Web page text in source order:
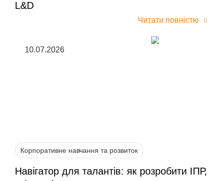
L&D
Читати повністю
10.07.2026
Корпоративне навчання та розвиток
Навігатор для талантів: як розробити ІПР,